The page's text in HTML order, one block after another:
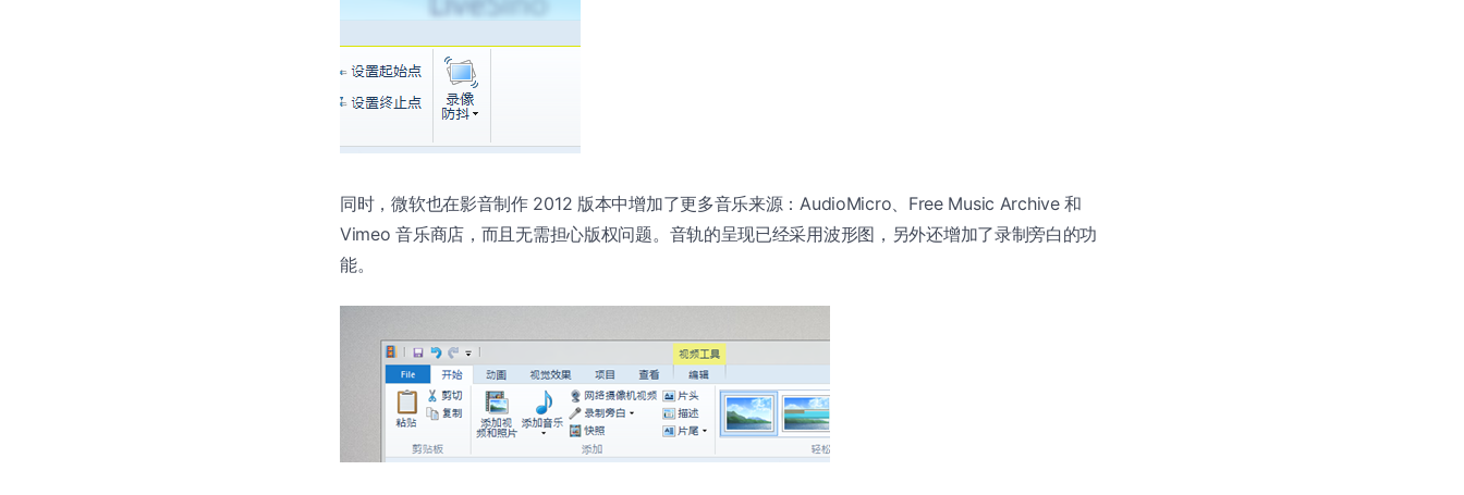
同时，微软也在影音制作 2012 版本中增加了更多音乐来源：AudioMicro、Free Music Archive 和
Vimeo 音乐商店，而且无需担心版权问题。音轨的呈现已经采用波形图，另外还增加了录制旁白的功
能。